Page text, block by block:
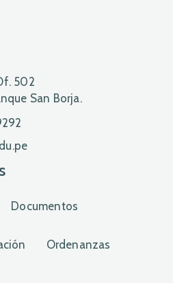
502
San Borja.
Documentos
Ordenanzas